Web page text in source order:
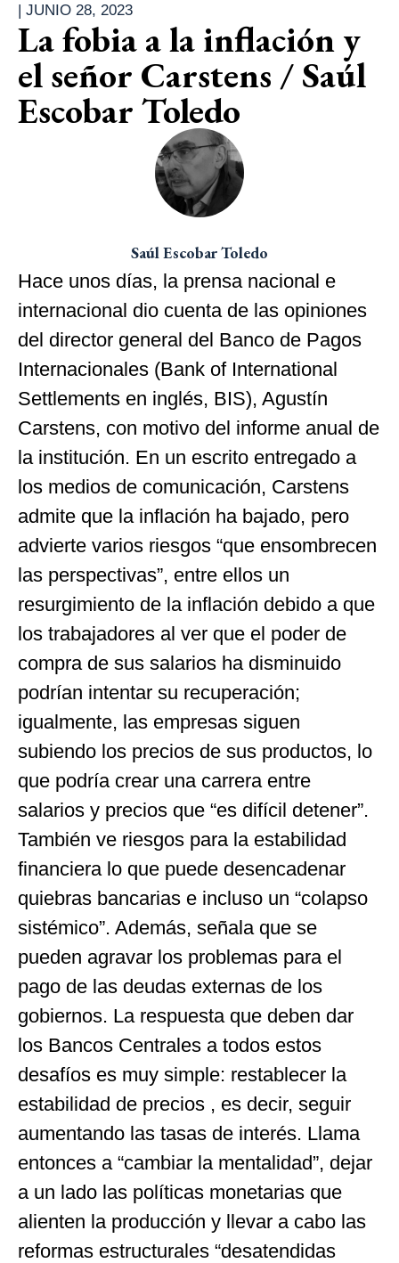
| JUNIO 28, 2023
La fobia a la inflación y
el señor Carstens / Saúl
Escobar Toledo
Saúl Escobar Toledo
Hace unos días, la prensa nacional e
internacional dio cuenta de las opiniones
del director general del Banco de Pagos
Internacionales (Bank of International
Settlements en inglés, BIS), Agustín
Carstens, con motivo del informe anual de
la institución. En un escrito entregado a
los medios de comunicación, Carstens
admite que la inflación ha bajado, pero
advierte varios riesgos “que ensombrecen
las perspectivas”, entre ellos un
resurgimiento de la inflación debido a que
los trabajadores al ver que el poder de
compra de sus salarios ha disminuido
podrían intentar su recuperación;
igualmente, las empresas siguen
subiendo los precios de sus productos, lo
que podría crear una carrera entre
salarios y precios que “es difícil detener”.
También ve riesgos para la estabilidad
financiera lo que puede desencadenar
quiebras bancarias e incluso un “colapso
sistémico”. Además, señala que se
pueden agravar los problemas para el
pago de las deudas externas de los
gobiernos. La respuesta que deben dar
los Bancos Centrales a todos estos
desafíos es muy simple: restablecer la
estabilidad de precios , es decir, seguir
aumentando las tasas de interés. Llama
entonces a “cambiar la mentalidad”, dejar
a un lado las políticas monetarias que
alienten la producción y llevar a cabo las
reformas estructurales “desatendidas